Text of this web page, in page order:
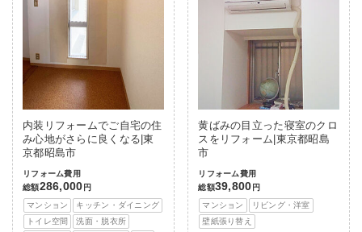
内装リフォームでご自宅の住
み心地がさらに良くなる|東
京都昭島市
リフォーム費用
総額286,000 円
マンション
キッチン・ダイニング
トイレ空間
洗面・脱衣所
黄ばみの目立った寝室のクロ
スをリフォーム|東京都昭島
市
リフォーム費用
総額39,800 円
マンション
リビング・洋室
壁紙張り替え